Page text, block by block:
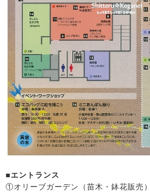
■エントランス
①オリーブガーデン（苗木・鉢花販売）